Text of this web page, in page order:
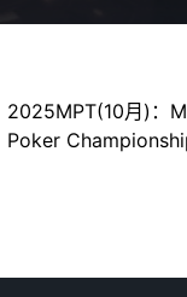
2025MPT(10月)：
Poker